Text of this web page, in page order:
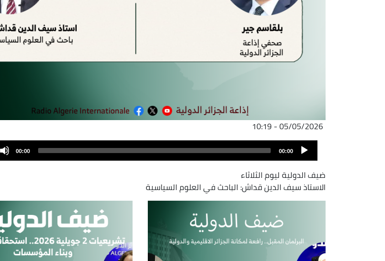
05/05/2026 - 10:19
ملف
الصوت
Audio
Player
00:00
00:00
ضيف الدولية ليوم الثلاثاء
الاستاذ سيف الدين قداش: الباحث في العلوم السياسية